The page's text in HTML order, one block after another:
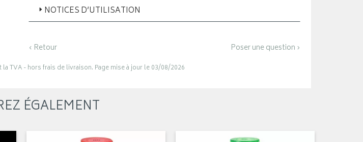
NOTICES D’UTILISATION
‹ Retour Poser une question ›
TVA - hors frais de livraison. Page mise à jour le 03/08/2026
ÉGALEMENT